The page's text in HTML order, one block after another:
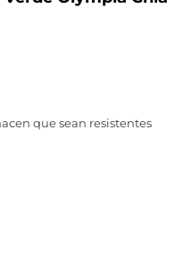
que sean resistentes